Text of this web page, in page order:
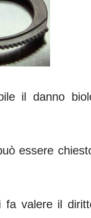
il danno
essere
valere il